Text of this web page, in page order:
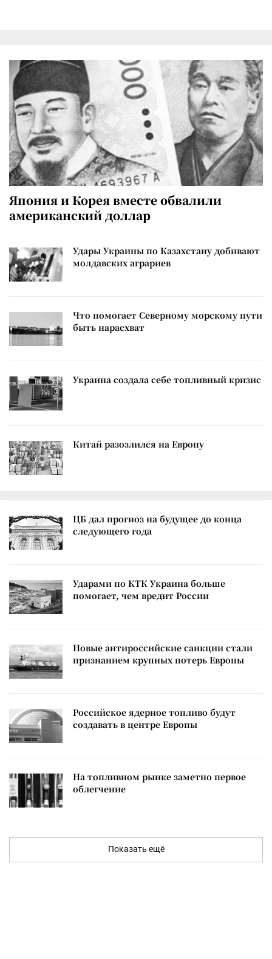
Япония и Корея вместе обвалили
американский доллар
Удары Украины по Казахстану добивают
молдавских аграриев
Что помогает Северному морскому пути
быть нарасхват
Украина создала себе топливный кризис
Китай разозлился на Европу
ЦБ дал прогноз на будущее до конца
следующего года
Ударами по КТК Украина больше
помогает, чем вредит России
Новые антироссийские санкции стали
признанием крупных потерь Европы
Российское ядерное топливо будут
создавать в центре Европы
На топливном рынке заметно первое
облегчение
Показать ещё